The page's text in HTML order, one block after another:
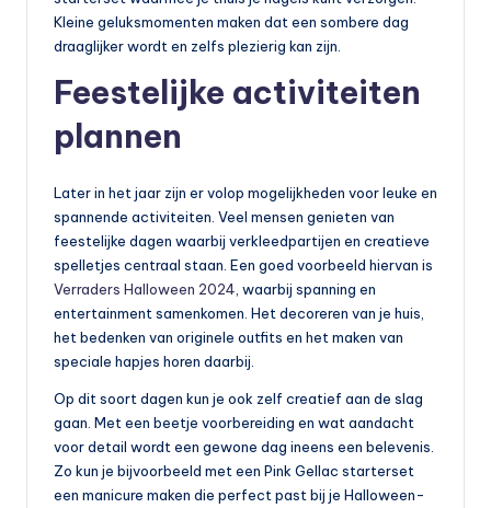
Kleine geluksmomenten maken dat een sombere dag
draaglijker wordt en zelfs plezierig kan zijn.
Feestelijke activiteiten
plannen
Later in het jaar zijn er volop mogelijkheden voor leuke en
spannende activiteiten. Veel mensen genieten van
feestelijke dagen waarbij verkleedpartijen en creatieve
spelletjes centraal staan. Een goed voorbeeld hiervan is
Verraders Halloween 2024 , waarbij spanning en
entertainment samenkomen. Het decoreren van je huis,
het bedenken van originele outfits en het maken van
speciale hapjes horen daarbij.
Op dit soort dagen kun je ook zelf creatief aan de slag
gaan. Met een beetje voorbereiding en wat aandacht
voor detail wordt een gewone dag ineens een belevenis.
Zo kun je bijvoorbeeld met een Pink Gellac starterset
een manicure maken die perfect past bij je Halloween-